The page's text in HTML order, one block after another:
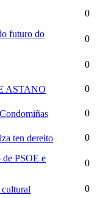
0
futuro do
0
0
ASTANO 0
0
ten dereito 0
de PSOE e
0
0